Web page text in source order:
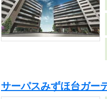
サーパスみずほ台ガ